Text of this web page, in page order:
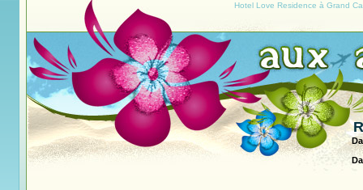
Hotel Love Residence à Grand